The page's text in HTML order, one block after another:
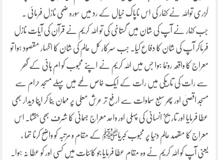
گزری تواللہ نے کفار کی اس ناپاک خیال کے رد میں سورہ ضحی نازل فرمائی ۔
جب کفار نے آپ کی شان میں گستاخی کی تو اللہ کریم نے قرآن کی آیات نازل
فرماکر آپ کی شان کا دفاع کیا۔ جب سرکار کل عالم کی شان کا اظہار مقصود ہوا تو
معراج کا واقعہ رونما ہوا جس میں اللہ کریم نے اپنے محبوب کو ام ہانی کے گھر
سے رات کی تاریکی میں رات کے ایک خاص لمحے میں پہلے مسجد حرام سے
مسجد اقصیٰ اور پھر سبع سماوات سے ارفع تر عرش معلی پر مہمان بنا کر اپنا دیدار بھی
عطا فرمایا اور تاریخ انسانی کی پہلی اور واحد معراج جسمانی کا شرف بھی بخشا۔ اس
معراج کا مقصد عالم دنیا پر محبوب کبریاﷺ کے مقام و مرتبہ کو واضح کرنا تھا ،
یعنی آپ کو اللہ کریم نے وہ مقام عطا فرمایا جو کائنات میں کسی اور کو عطا نہ ہوا۔